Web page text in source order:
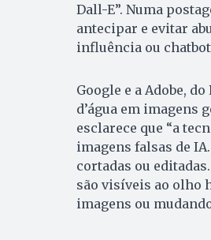
Dall-E”. Numa
antecipar e evitar
influência ou
Google e a Adobe,
d’água em imagens
esclarece que “a
imagens falsas de
cortadas ou
são visíveis ao olho
imagens ou